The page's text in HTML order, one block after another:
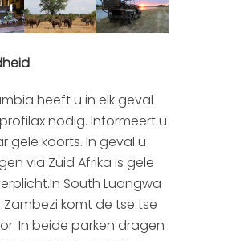
heeft u in elk geval
nodig. Informeert u
gele koorts. In geval u
via Zuid Afrika is gele
South Luangwa
Zambezi komt de tse tse
In beide parken dragen